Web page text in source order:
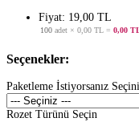
Fiyat: 19,00 TL
100 adet × 0,00 TL = 0,00
Seçenekler:
Paketleme İstiyorsanız
Rozet Türünü Seçin